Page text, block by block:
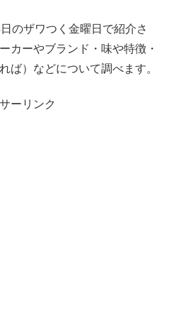
のザワつく金曜日で紹介さ
カーやブランド・味や特徴・
ば）などについて調べます。
ーリンク